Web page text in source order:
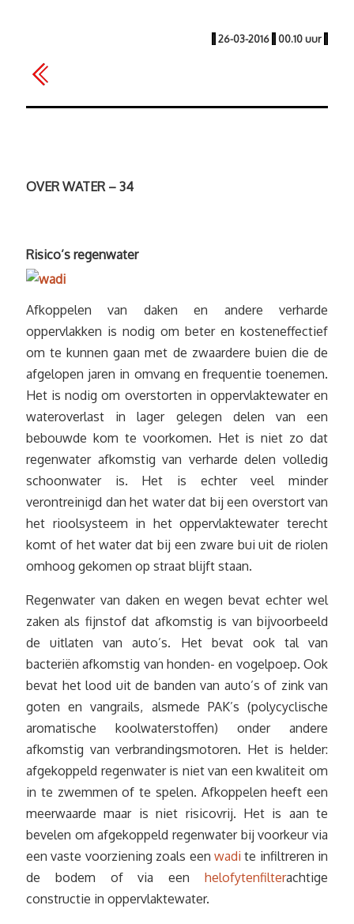
| 26-03-2016 | 00.10 uur |
OVER WATER – 34
Risico’s regenwater
Afkoppelen van daken en andere verharde
oppervlakken is nodig om beter en kosteneffectief
om te kunnen gaan met de zwaardere buien die de
afgelopen jaren in omvang en frequentie toenemen.
Het is nodig om overstorten in oppervlaktewater en
wateroverlast in lager gelegen delen van een
bebouwde kom te voorkomen. Het is niet zo dat
regenwater afkomstig van verharde delen volledig
schoonwater is. Het is echter veel minder
verontreinigd dan het water dat bij een overstort van
het rioolsysteem in het oppervlaktewater terecht
komt of het water dat bij een zware bui uit de riolen
omhoog gekomen op straat blijft staan.
Regenwater van daken en wegen bevat echter wel
zaken als fijnstof dat afkomstig is van bijvoorbeeld
de uitlaten van auto’s. Het bevat ook tal van
bacteriën afkomstig van honden- en vogelpoep. Ook
bevat het lood uit de banden van auto’s of zink van
goten en vangrails, alsmede PAK’s (polycyclische
aromatische koolwaterstoffen) onder andere
afkomstig van verbrandingsmotoren. Het is helder:
afgekoppeld regenwater is niet van een kwaliteit om
in te zwemmen of te spelen. Afkoppelen heeft een
meerwaarde maar is niet risicovrij. Het is aan te
bevelen om afgekoppeld regenwater bij voorkeur via
een vaste voorziening zoals een wadi te infiltreren in
de bodem of via een helofytenfilterachtige
constructie in oppervlaktewater.